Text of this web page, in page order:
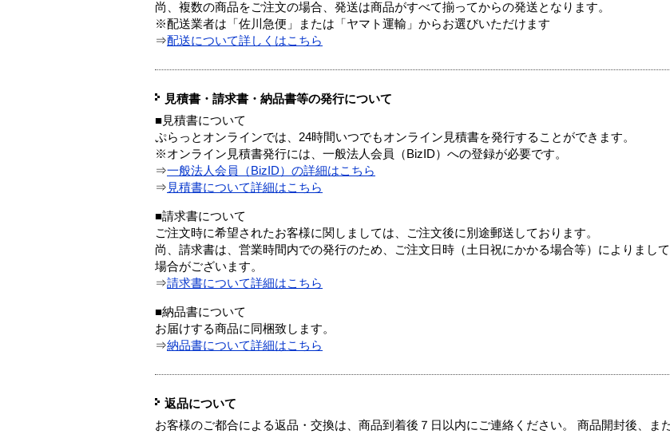
尚、複数の商品をご注文の場合、発送は商品がすべて揃ってからの発送となります。
※配送業者は「佐川急便」または「ヤマト運輸」からお選びいただけます
⇒配送について詳しくはこちら
見積書・請求書・納品書等の発行について
■見積書について
ぷらっとオンラインでは、24時間いつでもオンライン見積書を発行することができます。
※オンライン見積書発行には、一般法人会員（BizID）への登録が必要です。
⇒一般法人会員（BizID）の詳細はこちら
⇒ 見積書について詳細はこちら
■請求書について
ご注文時に希望されたお客様に関しましては、ご注文後に別途郵送しております。
尚、請求書は、営業時間内での発行のため、ご注文日時（土日祝にかかる場合等）によりまし
場合がございます。
⇒請求書について詳細はこちら
■納品書について
お届けする商品に同梱致します。
⇒納品書について詳細はこちら
返品について
お客様のご都合による返品・交換は、商品到着後７日以内にご連絡ください。 商品開封後、ま